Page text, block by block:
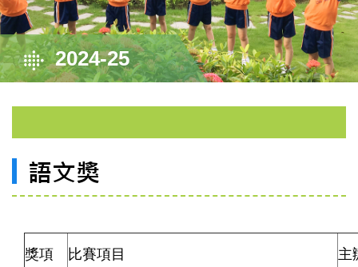
2024-25
語文獎
獎項 比賽項目 主